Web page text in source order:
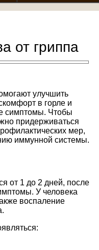
от гриппа
улучшить
в горле и
симптомы. Чтобы
придерживаться
мер,
иммунной системы.
от 1 до 2 дней, после
У человека
воспаление